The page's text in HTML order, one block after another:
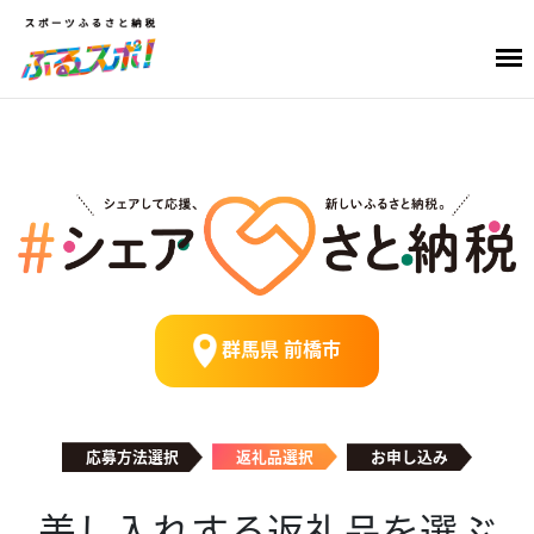
群馬県 前橋市
応募方法選択 返礼品選択 お申し込み